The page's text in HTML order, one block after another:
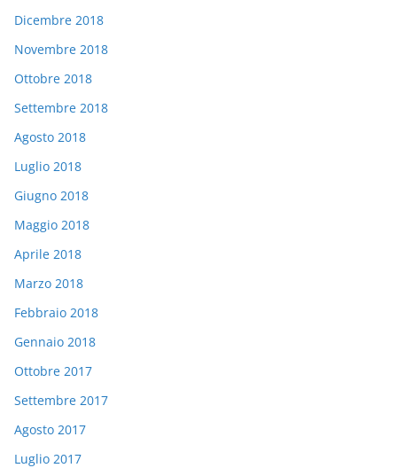
Dicembre 2018
Novembre 2018
Ottobre 2018
Settembre 2018
Agosto 2018
Luglio 2018
Giugno 2018
Maggio 2018
Aprile 2018
Marzo 2018
Febbraio 2018
Gennaio 2018
Ottobre 2017
Settembre 2017
Agosto 2017
Luglio 2017